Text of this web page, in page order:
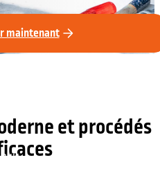
maintenant
plus
et procédés